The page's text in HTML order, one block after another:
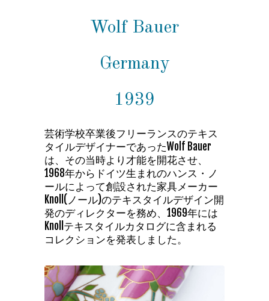
Wolf Bauer
Germany
1939
芸術学校卒業後フリーランスのテキス
タイルデザイナーであったWolf Bauer
は、その当時より才能を開花させ、
1968年からドイツ生まれのハンス・ノ
ールによって創設された家具メーカー
Knoll(ノール)のテキスタイルデザイン開
発のディレクターを務め、1969年には
Knollテキスタイルカタログに含まれる
コレクションを発表しました。